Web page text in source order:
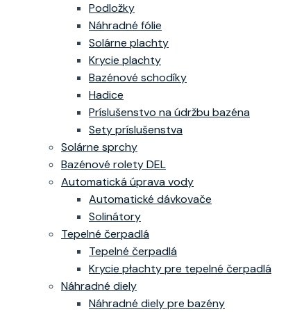
Podložky
Náhradné fólie
Solárne plachty
Krycie plachty
Bazénové schodíky
Hadice
Príslušenstvo na údržbu bazéna
Sety príslušenstva
Solárne sprchy
Bazénové rolety DEL
Automatická úprava vody
Automatické dávkovače
Solinátory
Tepelné čerpadlá
Tepelné čerpadlá
Krycie płachty pre tepelné čerpadlá
Náhradné diely
Náhradné diely pre bazény